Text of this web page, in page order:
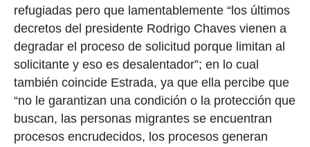
refugiadas pero que lamentablemente “los últimos
decretos del presidente Rodrigo Chaves vienen a
degradar el proceso de solicitud porque limitan al
solicitante y eso es desalentador”; en lo cual
también coincide Estrada, ya que ella percibe que
“no le garantizan una condición o la protección que
buscan, las personas migrantes se encuentran
procesos encrudecidos, los procesos generan